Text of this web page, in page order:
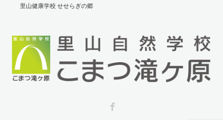
里山健康学校 せせらぎの郷